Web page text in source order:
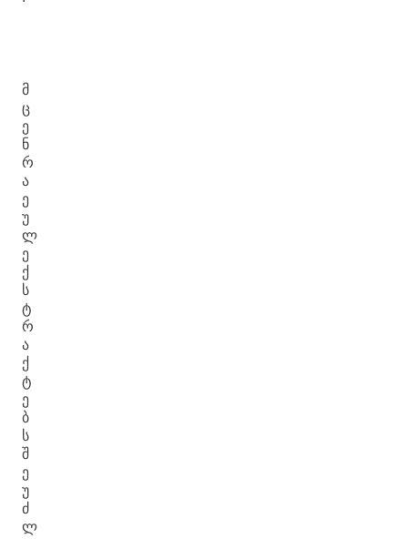
Მ
Ც
Ე
Ნ
Რ
Ა
Ე
Უ
Ლ
Ე
Ქ
Ს
Ტ
Რ
Ა
Ქ
Ტ
Ე
Ბ
Ს
Შ
Ე
Უ
Ძ
Ლ